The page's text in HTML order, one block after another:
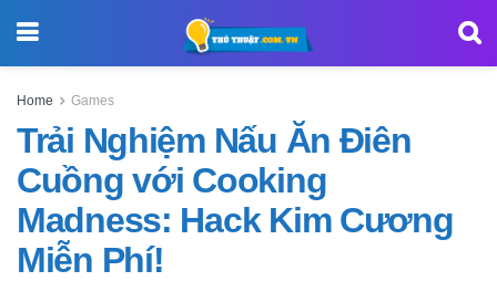
Home Games
Trải Nghiệm Nấu Ăn Điên
Cuồng với Cooking
Madness: Hack Kim Cương
Miễn Phí!